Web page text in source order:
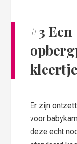
#3 Een
Er zijn
voor
deze echt